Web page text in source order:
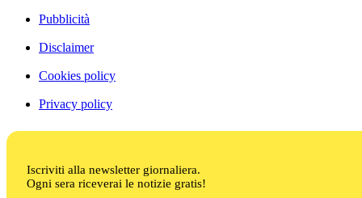
Pubblicità
Disclaimer
Cookies policy
Privacy policy
Iscriviti alla newsletter giornaliera.
Ogni sera riceverai le notizie gratis!